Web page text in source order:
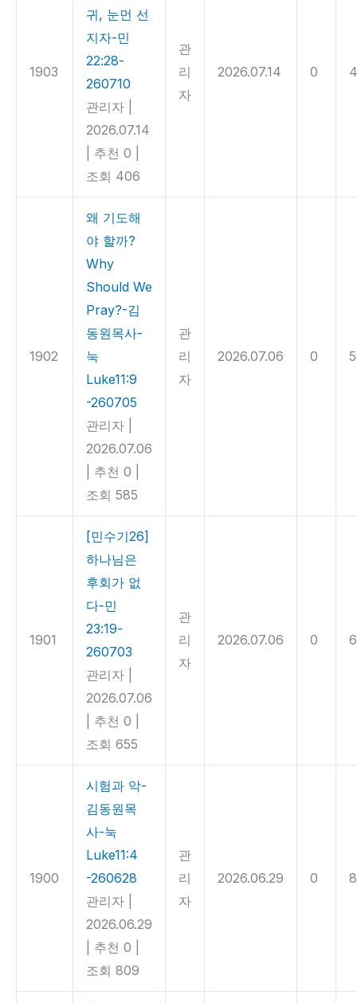
1903
귀, 눈먼 선
지자-민
22:28-
260710
관리자
2026.07.14
추천 0
조회 406
관
리
자
2026.07.14 0
1902
왜 기도해
야 할까?
Why
Should We
Pray?-김
동원목사-
눅
Luke11:9
-260705
관리자
2026.07.06
추천 0
조회 585
관
리
자
2026.07.06 0
1901
[민수기26]
하나님은
후회가 없
다-민
23:19-
260703
관리자
2026.07.06
추천 0
조회 655
관
리
자
2026.07.06 0
1900
시험과 악-
김동원목
사-눅
Luke11:4
-260628
관리자
2026.06.29
추천 0
조회 809
관
리
자
2026.06.29 0